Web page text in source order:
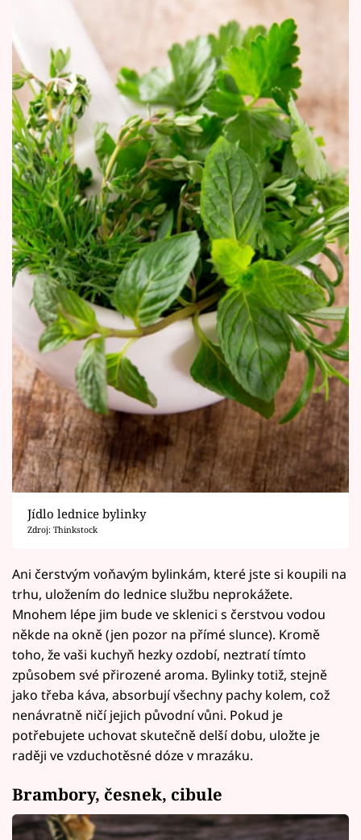
Jídlo lednice bylinky
Zdroj: Thinkstock
Ani čerstvým voňavým bylinkám, které jste si koupili na
trhu, uložením do lednice službu neprokážete.
Mnohem lépe jim bude ve sklenici s čerstvou vodou
někde na okně (jen pozor na přímé slunce). Kromě
toho, že vaši kuchyň hezky ozdobí, neztratí tímto
způsobem své přirozené aroma. Bylinky totiž, stejně
jako třeba káva, absorbují všechny pachy kolem, což
nenávratně ničí jejich původní vůni. Pokud je
potřebujete uchovat skutečně delší dobu, uložte je
raději ve vzduchotěsné dóze v mrazáku.
Brambory, česnek, cibule